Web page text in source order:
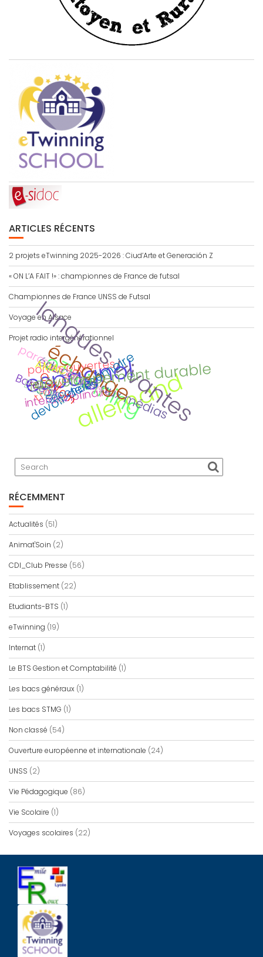
ARTICLES RÉCENTS
2 projets eTwinning 2025-2026 : Ciud’Arte et Generación Z
« ON L’A FAIT !» : championnes de France de futsal
Championnes de France UNSS de Futsal
Voyage en Alsace
Projet radio intergénérationnel
allemand
portes ouvertes
traduction
langues vivantes
interdisciplinaire
Viaje
CDI
eTwinning
éducation aux médias
espagnol
échange
jeu
parcours citoyen
AMAC
Barcelona
devoir de mémoire
Calitom
ECLORE
développement durable
Secondes
RÉCEMMENT
Actualités (51)
Animat'Soin (2)
CDI_Club Presse (56)
Etablissement (22)
Etudiants-BTS (1)
eTwinning (19)
Internat (1)
Le BTS Gestion et Comptabilité (1)
Les bacs généraux (1)
Les bacs STMG (1)
Non classé (54)
Ouverture européenne et internationale (24)
UNSS (2)
Vie Pédagogique (86)
Vie Scolaire (1)
Voyages scolaires (22)